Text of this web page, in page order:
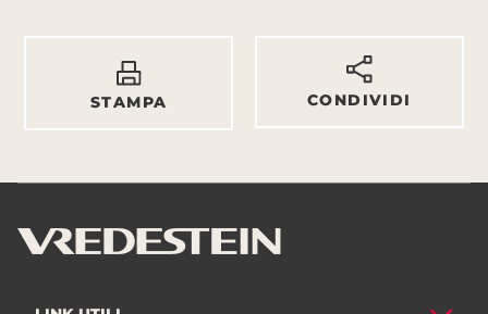
STAMPA CONDIVIDI